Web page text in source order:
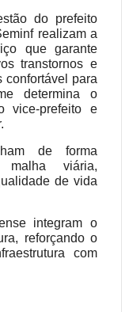
do prefeito
realizam a
que garante
transtornos e
confortável para
determina o
vice-prefeito e
de forma
viária,
de vida
integram o
reforçando o
com